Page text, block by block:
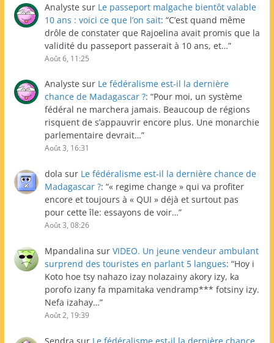
Analyste sur Le passeport malgache bientôt valable
10 ans : voici ce que l’on sait: “C’est quand même
drôle de constater que Rajoelina avait promis que la
validité du passeport passerait à 10 ans, et…”
Août 6, 11:25
Analyste sur Le fédéralisme est-il la dernière
chance de Madagascar ?: “Pour moi, un système
fédéral ne marchera jamais. Beaucoup de régions
risquent de s’appauvrir encore plus. Une monarchie
parlementaire devrait…”
Août 3, 16:31
dola sur Le fédéralisme est-il la dernière chance de
Madagascar ?: “« regime change » qui va profiter
encore et toujours à « QUI » déjà et surtout pas
pour cette île: essayons de voir…”
Août 3, 08:26
Mpandalina sur VIDEO. Un jeune vendeur ambulant
surprend des touristes en parlant 5 langues: “Hoy i
Koto hoe tsy nahazo izay nolazainy akory izy, ka
porofo izany fa mpamitaka vendramp*** fotsiny izy.
Nefa izahay…”
Août 2, 19:39